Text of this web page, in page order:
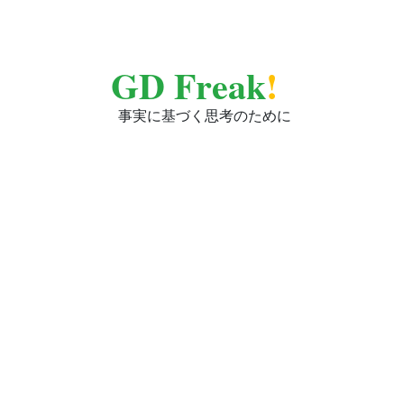
GD Freak!
事実に基づく思考のために